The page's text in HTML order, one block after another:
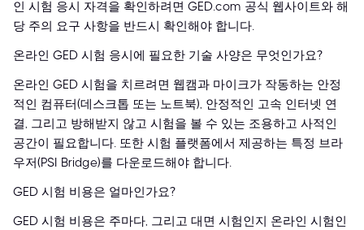
인 시험 응시 자격을 확인하려면 GED.com 공식 웹사이트와 해
당 주의 요구 사항을 반드시 확인해야 합니다.
온라인 GED 시험 응시에 필요한 기술 사양은 무엇인가요?
온라인 GED 시험을 치르려면 웹캠과 마이크가 작동하는 안정
적인 컴퓨터(데스크톱 또는 노트북), 안정적인 고속 인터넷 연
결, 그리고 방해받지 않고 시험을 볼 수 있는 조용하고 사적인
공간이 필요합니다. 또한 시험 플랫폼에서 제공하는 특정 브라
우저(PSI Bridge)를 다운로드해야 합니다.
GED 시험 비용은 얼마인가요?
GED 시험 비용은 주마다, 그리고 대면 시험인지 온라인 시험인